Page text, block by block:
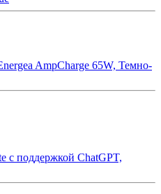
AmpCharge 65W, Темно-
с поддержкой ChatGPT,